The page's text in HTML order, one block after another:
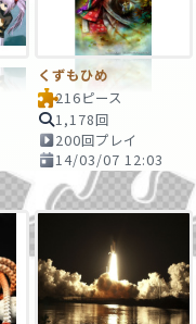
くずもひめ
216ピース
1,178回
200回プレイ
14/03/07 12:03